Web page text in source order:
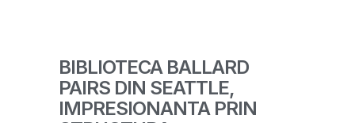
BIBLIOTECA BALLARD
PAIRS DIN SEATTLE,
IMPRESIONANTA PRIN